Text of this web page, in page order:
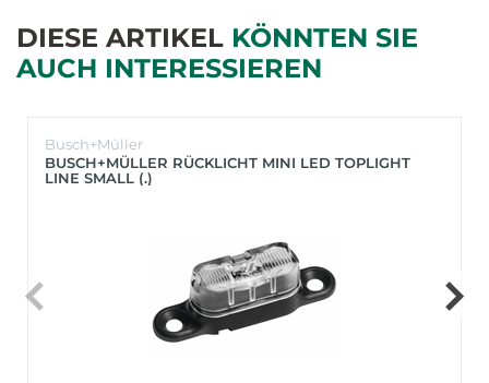
DIESE ARTIKEL KÖNNTEN SIE
AUCH INTERESSIEREN
Busch+Müller
BUSCH+MÜLLER RÜCKLICHT MINI LED TOPLIGHT
LINE SMALL (.)